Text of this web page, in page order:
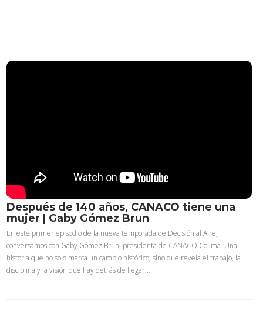
Después de 140 años, CANACO tiene una
mujer | Gaby Gómez Brun
En este primer episodio de la nueva temporada de Decisión al Aire,
conversamos con Gaby Gómez Brun, presidenta de CANACO Colima. Una
historia que no solo marca un cambio histórico, sino que revela el trabajo, la
disciplina y la visión que hay detrás de llegar…